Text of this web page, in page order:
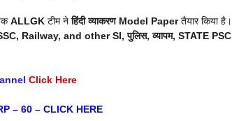
ALLGK टीम ने हिंदी व्याकरण Model Paperतैयार किया है।
Railway, and otherSI, पुलिस, व्यापम, STATE PSC
Click Here
– 60 – CLICK HERE